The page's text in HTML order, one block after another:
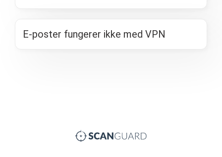
E-poster fungerer ikke med VPN